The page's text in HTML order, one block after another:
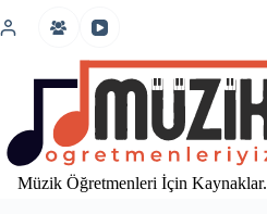
atla
Müzik Öğretmenleri İçin Kaynaklar.